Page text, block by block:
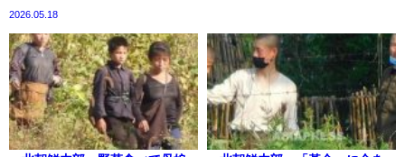
2026.05.18